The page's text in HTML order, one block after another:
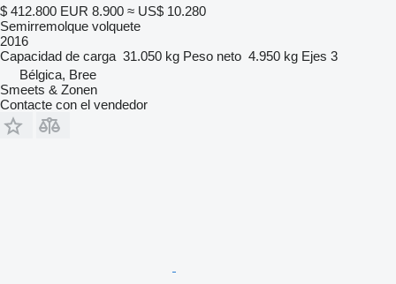
$ 412.800 EUR 8.900 ≈ US$ 10.280
Semirremolque volquete
2016
Capacidad de carga 31.050 kg Peso neto 4.950 kg Ejes 3
Bélgica, Bree
Smeets & Zonen
Contacte con el vendedor